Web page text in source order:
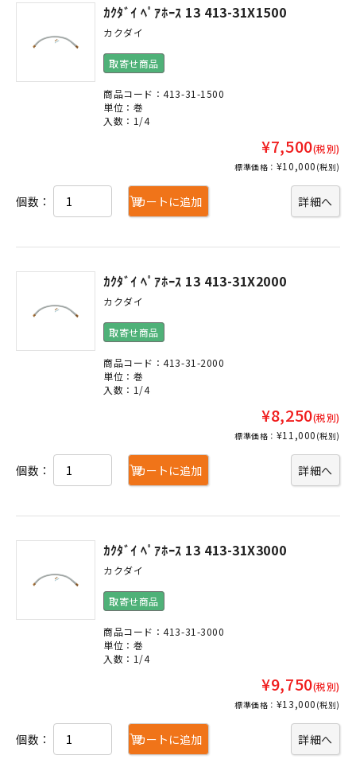
ｶｸﾀﾞｲ ﾍﾟｱﾎｰｽ 13 413-31X1500
カクダイ
取寄せ商品
商品コード：413-31-1500
単位：巻
入数：1/4
¥7,500(税別)
標準価格： ¥10,000 (税別)
詳細へ
個数： カートに追加
ｶｸﾀﾞｲ ﾍﾟｱﾎｰｽ 13 413-31X2000
カクダイ
取寄せ商品
商品コード：413-31-2000
単位：巻
入数：1/4
¥8,250(税別)
標準価格： ¥11,000 (税別)
詳細へ
個数： カートに追加
ｶｸﾀﾞｲ ﾍﾟｱﾎｰｽ 13 413-31X3000
カクダイ
取寄せ商品
商品コード：413-31-3000
単位：巻
入数：1/4
¥9,750(税別)
標準価格： ¥13,000 (税別)
詳細へ
個数： カートに追加